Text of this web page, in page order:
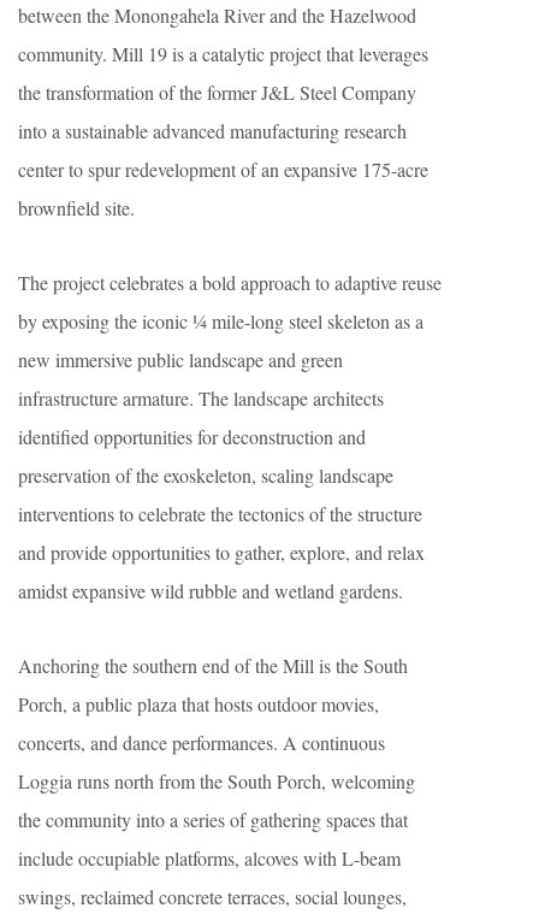
between the Monongahela River and the Hazelwood
community. Mill 19 is a catalytic project that leverages
the transformation of the former J&L Steel Company
into a sustainable advanced manufacturing research
center to spur redevelopment of an expansive 175-acre
brownfield site.
The project celebrates a bold approach to adaptive reuse
by exposing the iconic ¼ mile-long steel skeleton as a
new immersive public landscape and green
infrastructure armature. The landscape architects
identified opportunities for deconstruction and
preservation of the exoskeleton, scaling landscape
interventions to celebrate the tectonics of the structure
and provide opportunities to gather, explore, and relax
amidst expansive wild rubble and wetland gardens.
Anchoring the southern end of the Mill is the South
Porch, a public plaza that hosts outdoor movies,
concerts, and dance performances. A continuous
Loggia runs north from the South Porch, welcoming
the community into a series of gathering spaces that
include occupiable platforms, alcoves with L-beam
swings, reclaimed concrete terraces, social lounges,